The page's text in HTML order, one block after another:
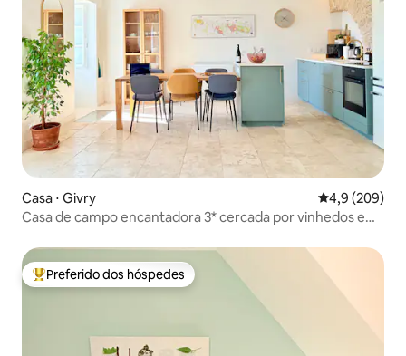
Casa ⋅ Givry 4,9 de uma
4,9 (209)
Casa de campo encantadora 3* cercada por vinhedos em
Entre os melhores preferidos dos hóspedes
Preferido dos hóspedes